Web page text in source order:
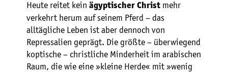
Heute reitet kein ägyptischer Christ mehr
verkehrt herum auf seinem Pferd – das
alltägliche Leben ist aber dennoch von
Repressalien geprägt. Die größte – überwiegend
koptische – christliche Minderheit im arabischen
Raum, die wie eine »kleine Herde« mit »wenig